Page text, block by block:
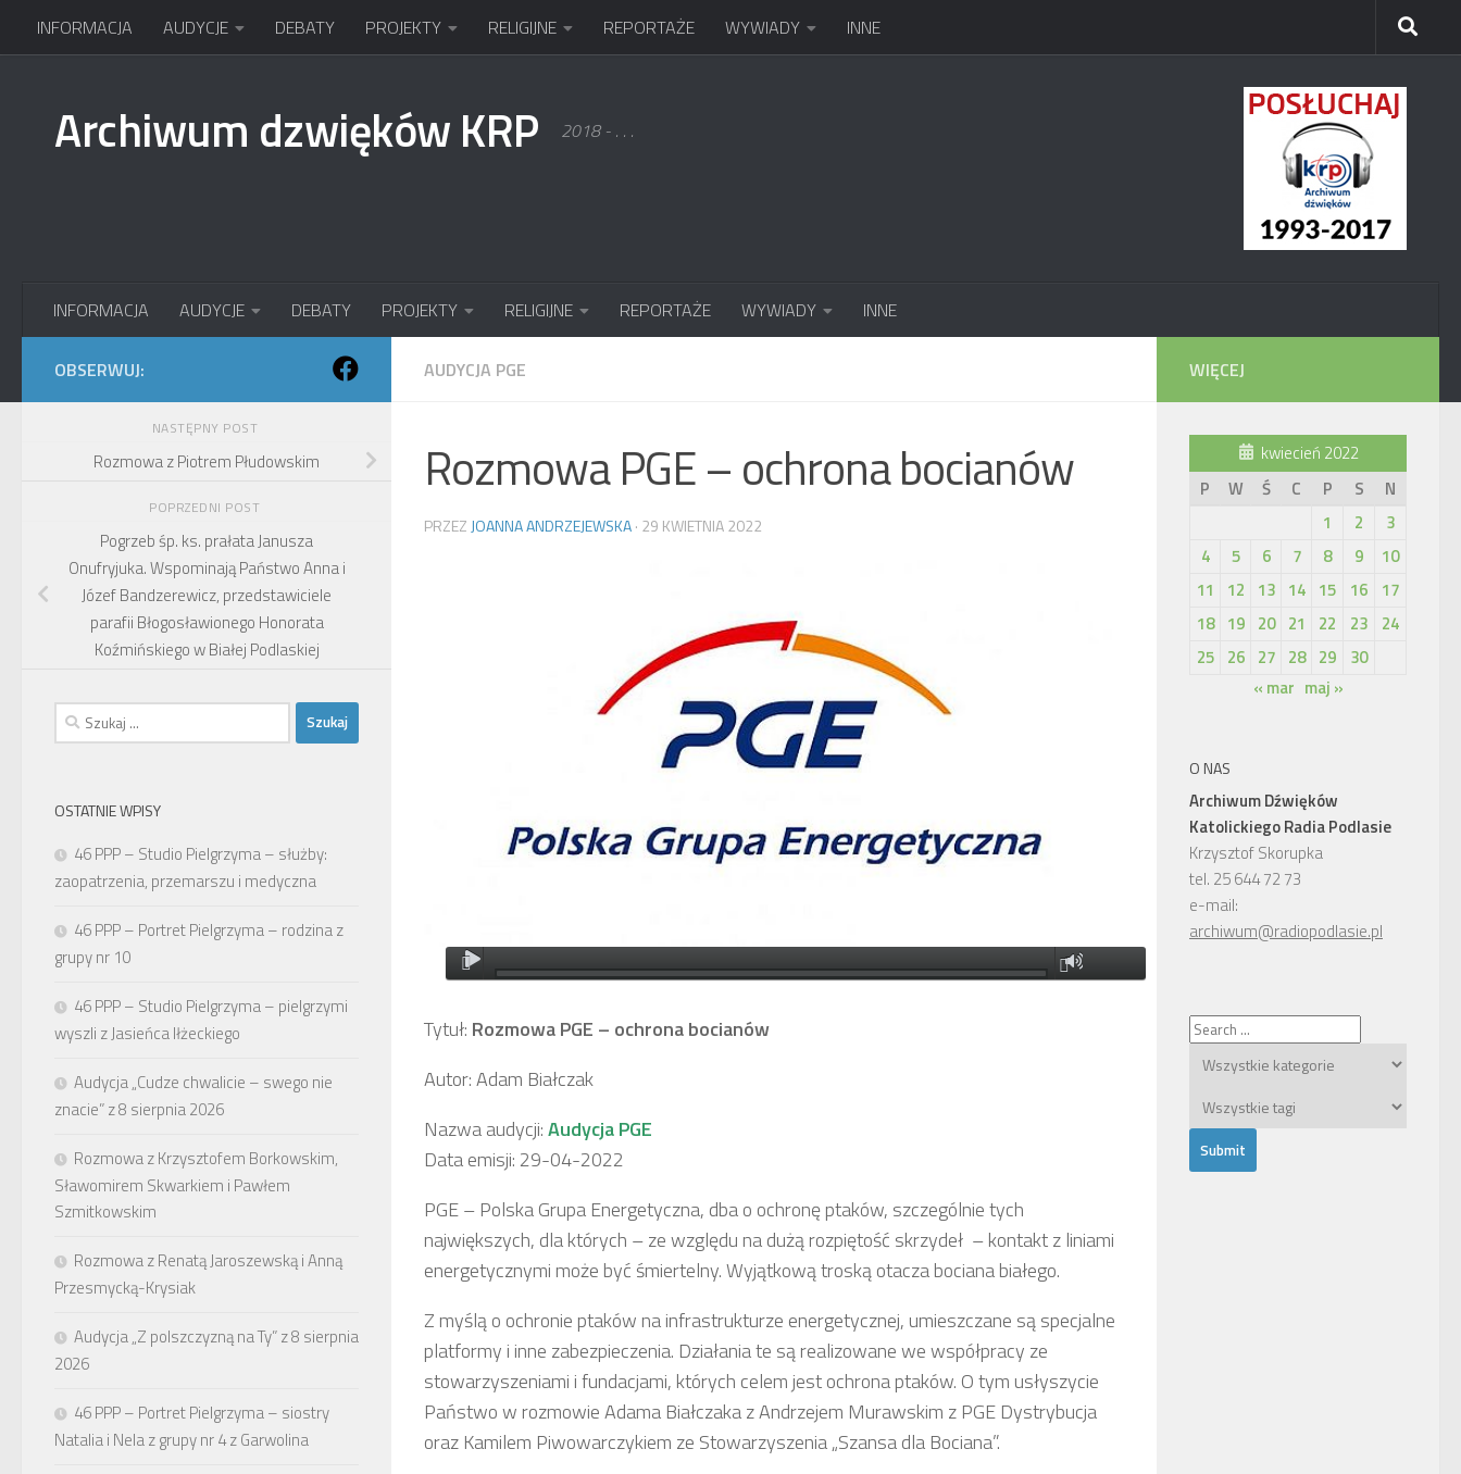
Przejdź do treści
INFORMACJA AUDYCJE DEBATY PROJEKTY RELIGIJNE REPORTAŻE WYWIADY INNE
Archiwum dzwięków KRP 2018 - . . .
INFORMACJA AUDYCJE DEBATY PROJEKTY RELIGIJNE REPORTAŻE WYWIADY INNE
AUDYCJA PGE
Rozmowa PGE – ochrona bocianów
PRZEZ JOANNA ANDRZEJEWSKA· 29 KWIETNIA 2022
Tytuł: Rozmowa PGE – ochrona bocianów
Autor: Adam Białczak
Nazwa audycji:Audycja PGE
Data emisji: 29-04-2022
PGE – Polska Grupa Energetyczna, dba o ochronę ptaków, szczególnie tych
największych, dla których – ze względu na dużą rozpiętość skrzydeł – kontakt z liniami
energetycznymi może być śmiertelny. Wyjątkową troską otacza bociana białego.
Z myślą o ochronie ptaków na infrastrukturze energetycznej, umieszczane są specjalne
platformy i inne zabezpieczenia. Działania te są realizowane we współpracy ze
stowarzyszeniami i fundacjami, których celem jest ochrona ptaków. O tym usłyszycie
Państwo w rozmowie Adama Białczaka z Andrzejem Murawskim z PGE Dystrybucja
oraz Kamilem Piwowarczykiem ze Stowarzyszenia „Szansa dla Bociana”.
OBSERWUJ:
NASTĘPNY POST
Rozmowa z Piotrem Płudowskim
POPRZEDNI POST
Pogrzeb śp. ks. prałata Janusza
Onufryjuka. Wspominają Państwo Anna i
Józef Bandzerewicz, przedstawiciele
parafii Błogosławionego Honorata
Koźmińskiego w Białej Podlaskiej
Szukaj:
OSTATNIE WPISY
46 PPP – Studio Pielgrzyma – służby:
zaopatrzenia, przemarszu i medyczna
46 PPP – Portret Pielgrzyma – rodzina z
grupy nr 10
46 PPP – Studio Pielgrzyma – pielgrzymi
wyszli z Jasieńca Iłżeckiego
Audycja „Cudze chwalicie – swego nie
znacie” z 8 sierpnia 2026
Rozmowa z Krzysztofem Borkowskim,
Sławomirem Skwarkiem i Pawłem
Szmitkowskim
Rozmowa z Renatą Jaroszewską i Anną
Przesmycką-Krysiak
Audycja „Z polszczyzną na Ty” z 8 sierpnia
2026
46 PPP – Portret Pielgrzyma – siostry
Natalia i Nela z grupy nr 4 z Garwolina
WIĘCEJ
kwiecień 2022
P
W Ś C P S
N
1
2
3
4
5 6 7 8 9
10
11
12 13 14 15 16
17
18 19 20 21 22 23
24
25 26 27 28 29
30
« mar maj »
O NAS
Archiwum Dźwięków
Katolickiego Radia Podlasie
Krzysztof Skorupka
tel. 25 644 72 73
e-mail:
archiwum@radiopodlasie.pl